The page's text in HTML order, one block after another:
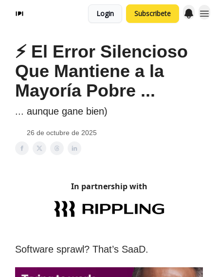
Login Subscribete
⚡️ El Error Silencioso
Que Mantiene a la
Mayoría Pobre ...
... aunque gane bien)
26 de octubre de 2025
In partnership with
Software sprawl? That’s SaaD.